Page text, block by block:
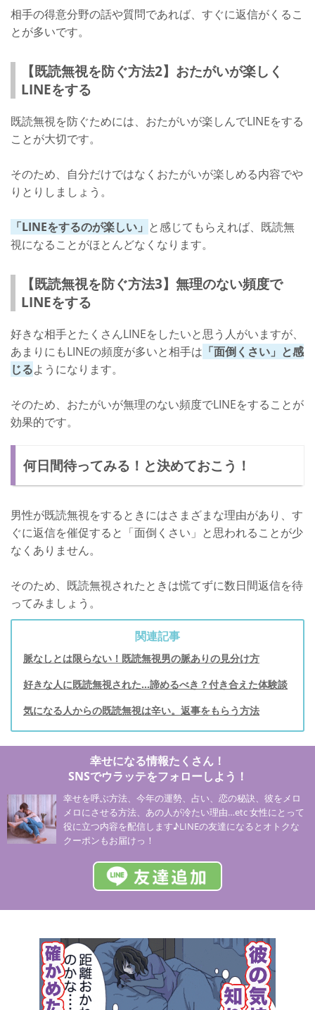
相手の得意分野の話や質問であれば、すぐに返信がくるこ
とが多いです。
【既読無視を防ぐ方法2】おたがいが楽しく
LINEをする
既読無視を防ぐためには、おたがいが楽しんでLINEをする
ことが大切です。
そのため、自分だけではなくおたがいが楽しめる内容でや
りとりしましょう。
「LINEをするのが楽しい」 と感じてもらえれば、既読無
視になることがほとんどなくなります。
【既読無視を防ぐ方法3】無理のない頻度で
LINEをする
好きな相手とたくさんLINEをしたいと思う人がいますが、
あまりにもLINEの頻度が多いと相手は 「面倒くさい」と感
じるようになります。
そのため、おたがいが無理のない頻度でLINEをすることが
効果的です。
何日間待ってみる！と決めておこう！
男性が既読無視をするときにはさまざまな理由があり、す
ぐに返信を催促すると「面倒くさい」と思われることが少
なくありません。
そのため、既読無視されたときは慌てずに数日間返信を待
ってみましょう。
関連記事
脈なしとは限らない！既読無視男の脈ありの見分け方
好きな人に既読無視された…諦めるべき？付き合えた体験談
気になる人からの既読無視は辛い。返事をもらう方法
幸せになる情報たくさん！
SNSでウラッテをフォローしよう！
幸せを呼ぶ方法、今年の運勢、占い、恋の秘訣、彼をメロ
メロにさせる方法、あの人が冷たい理由…etc 女性にとって
役に立つ内容を配信します♪LINEの友達になるとオトクな
クーポンもお届けっ！